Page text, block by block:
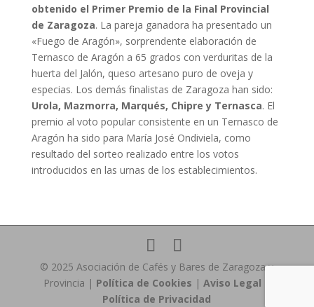
obtenido el Primer Premio de la Final Provincial
de Zaragoza. La pareja ganadora ha presentado un
«Fuego de Aragón», sorprendente elaboración de
Ternasco de Aragón a 65 grados con verduritas de la
huerta del Jalón, queso artesano puro de oveja y
especias. Los demás finalistas de Zaragoza han sido:
Urola, Mazmorra, Marqués, Chipre y Ternasca. El
premio al voto popular consistente en un Ternasco de
Aragón ha sido para María José Ondiviela, como
resultado del sorteo realizado entre los votos
introducidos en las urnas de los establecimientos.
© 2025 Asociación de Cafés y Bares de Zaragoza y
Provincia | Política de Cookies |Aviso Legal
Política de Privacidad